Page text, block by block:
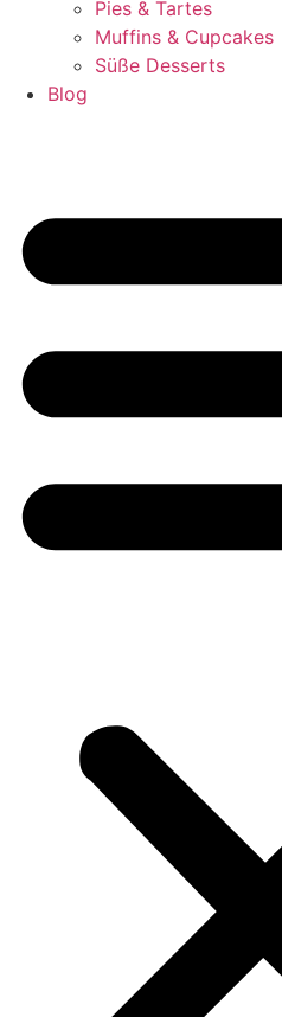
Pies & Tartes
Muffins & Cupcakes
Süße Desserts
Blog